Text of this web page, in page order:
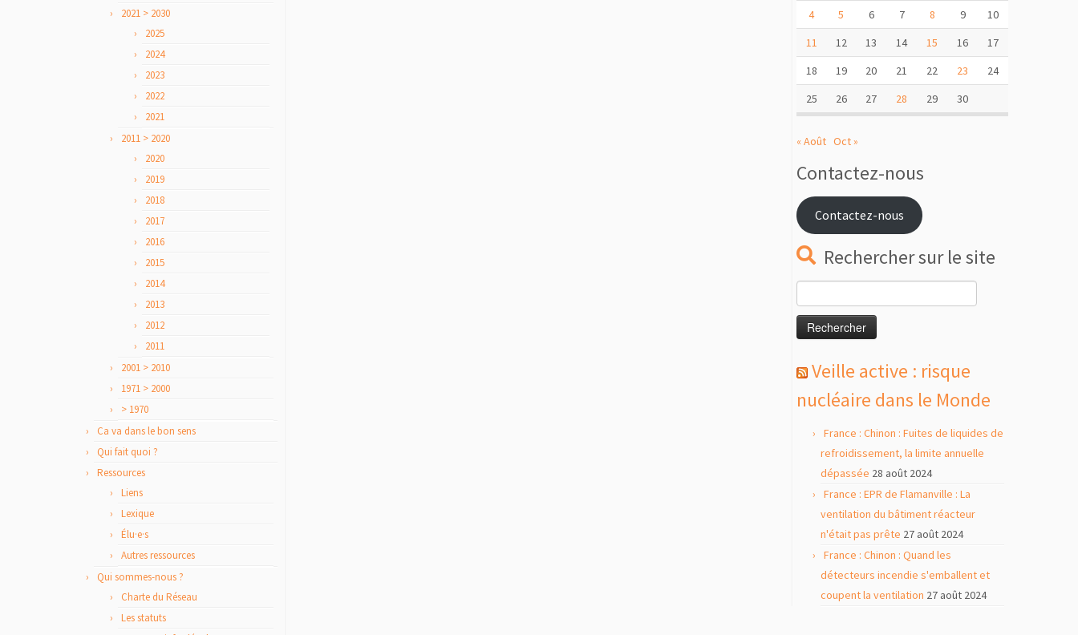
2021 > 2030
2025
2024
2023
2022
2021
2011 > 2020
2020
2019
2018
2017
2016
2015
2014
2013
2012
2011
2001 > 2010
1971 > 2000
> 1970
Ca va dans le bon sens
Qui fait quoi ?
Ressources
Liens
Lexique
Élu·e·s
Autres ressources
Qui sommes-nous ?
Charte du Réseau
Les statuts
4
5 6 7 8 9
10
11
12 13 14 15 16
17
18
19 20 21 22 23
24
25
26 27 28 29 30
« Août Oct »
Contactez-nous
Contactez-nous
Rechercher sur le site
Veille active : risque
nucléaire dans le Monde
France : Chinon : Fuites de liquides de
refroidissement, la limite annuelle
dépassée 28 août 2024
France : EPR de Flamanville : La
ventilation du bâtiment réacteur
n'était pas prête 27 août 2024
France : Chinon : Quand les
détecteurs incendie s'emballent et
coupent la ventilation 27 août 2024